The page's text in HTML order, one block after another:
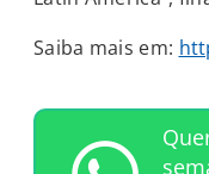
Saiba mais em: